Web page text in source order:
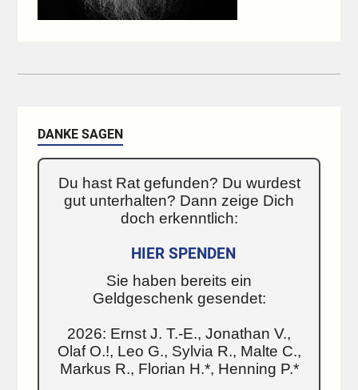
DANKE SAGEN
Du hast Rat gefunden? Du wurdest
gut unterhalten? Dann zeige Dich
doch erkenntlich:
HIER SPENDEN
Sie haben bereits ein
Geldgeschenk gesendet:
2026: Ernst J. T.-E., Jonathan V.,
Olaf O.!, Leo G., Sylvia R., Malte C.,
Markus R., Florian H.*, Henning P.*